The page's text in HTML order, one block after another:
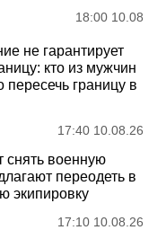
18:00 10.08
не гарантирует
кто из мужчин
пересечь границу в
17:40 10.08.26
снять военную
переодеть в
экипировку
17:10 10.08.26